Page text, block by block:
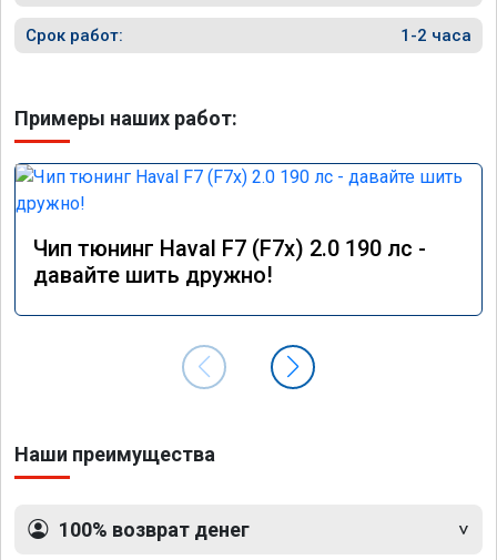
Срок работ: 1-2 часа
Примеры наших работ:
Чип тюнинг Haval F7 (F7x) 2.0 190 лс -
давайте шить дружно!
Наши преимущества
100% возврат денег